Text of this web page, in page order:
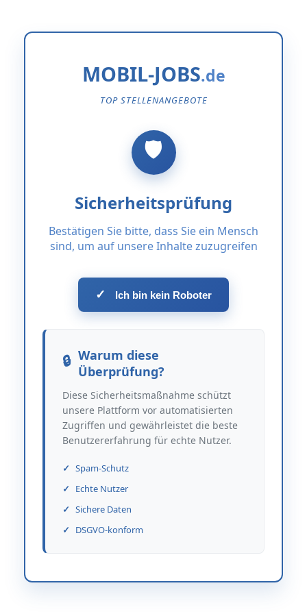
MOBIL-JOBS
TOP STELLENANGEBOTE
Sicherheitsprüfung
Bestätigen Sie bitte, dass Sie ein Mensch
sind, um auf unsere Inhalte zuzugreifen
✓ Ich bin kein Roboter
Warum diese
Überprüfung?
Diese Sicherheitsmaßnahme schützt
unsere Plattform vor automatisierten
Zugriffen und gewährleistet die beste
Benutzererfahrung für echte Nutzer.
Spam-Schutz
Echte Nutzer
Sichere Daten
DSGVO-konform